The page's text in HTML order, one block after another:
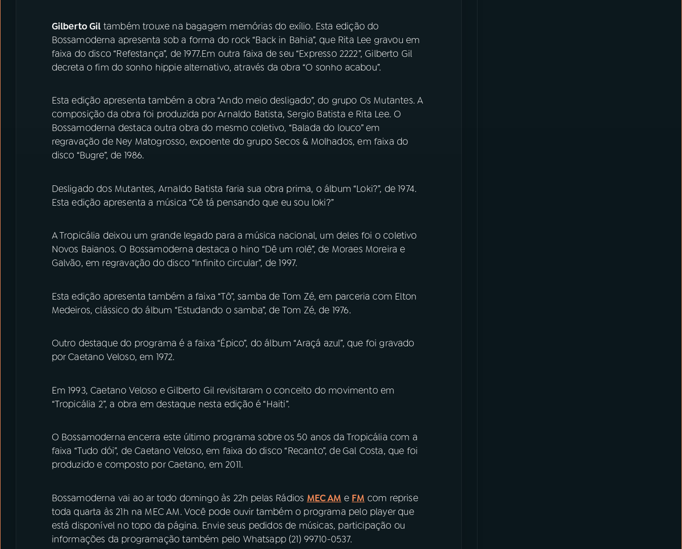
Gilberto Gil também trouxe na bagagem memórias do exílio. Esta edição do
Bossamoderna apresenta sob a forma do rock “Back in Bahia”, que Rita Lee gravou em
faixa do disco “Refestança”, de 1977.Em outra faixa de seu “Expresso 2222”, Gilberto Gil
decreta o fim do sonho hippie alternativo, através da obra “O sonho acabou”.
Esta edição apresenta também a obra “Ando meio desligado”, do grupo Os Mutantes. A
composição da obra foi produzida por Arnaldo Batista, Sergio Batista e Rita Lee. O
Bossamoderna destaca outra obra do mesmo coletivo, “Balada do louco” em
regravação de Ney Matogrosso, expoente do grupo Secos & Molhados, em faixa do
disco “Bugre”, de 1986.
Desligado dos Mutantes, Arnaldo Batista faria sua obra prima, o álbum “Loki?”, de 1974.
Esta edição apresenta a música “Cê tá pensando que eu sou loki?”
A Tropicália deixou um grande legado para a música nacional, um deles foi o coletivo
Novos Baianos. O Bossamoderna destaca o hino “Dê um rolê”, de Moraes Moreira e
Galvão, em regravação do disco “Infinito circular”, de 1997.
Esta edição apresenta também a faixa “Tô”, samba de Tom Zé, em parceria com Elton
Medeiros, clássico do álbum “Estudando o samba”, de Tom Zé, de 1976.
Outro destaque do programa é a faixa “Épico”, do álbum “Araçá azul”, que foi gravado
por Caetano Veloso, em 1972.
Em 1993, Caetano Veloso e Gilberto Gil revisitaram o conceito do movimento em
“Tropicália 2”, a obra em destaque nesta edição é “Haiti”.
O Bossamoderna encerra este último programa sobre os 50 anos da Tropicália com a
faixa “Tudo dói”, de Caetano Veloso, em faixa do disco “Recanto”, de Gal Costa, que foi
produzido e composto por Caetano, em 2011.
Bossamoderna vai ao ar todo domingo às 22h pelas Rádios MEC AM e FM com reprise
toda quarta às 21h na MEC AM. Você pode ouvir também o programa pelo player que
está disponível no topo da página. Envie seus pedidos de músicas, participação ou
informações da programação também pelo Whatsapp (21) 99710-0537.